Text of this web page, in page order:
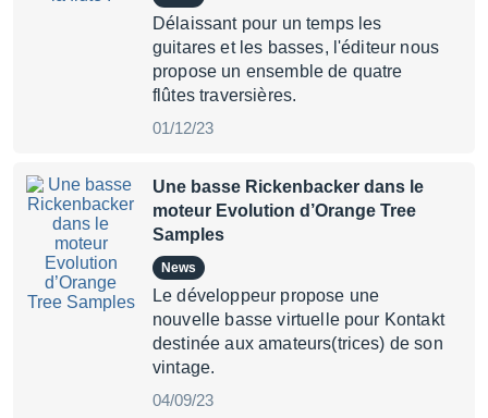
Délaissant pour un temps les
guitares et les basses, l'éditeur nous
propose un ensemble de quatre
flûtes traversières.
01/12/23
Une basse Rickenbacker dans le
moteur Evolution d’Orange Tree
Samples
News
Le développeur propose une
nouvelle basse virtuelle pour Kontakt
destinée aux amateurs(trices) de son
vintage.
04/09/23